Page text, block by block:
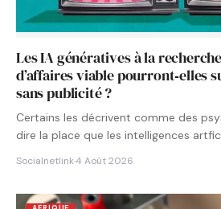
Les IA génératives à la
d’affaires viable pourront‑elles
sans publicité ?
Certains les décrivent comme des
dire la place que les intelligences
Socialnetlink·4 Août 2026